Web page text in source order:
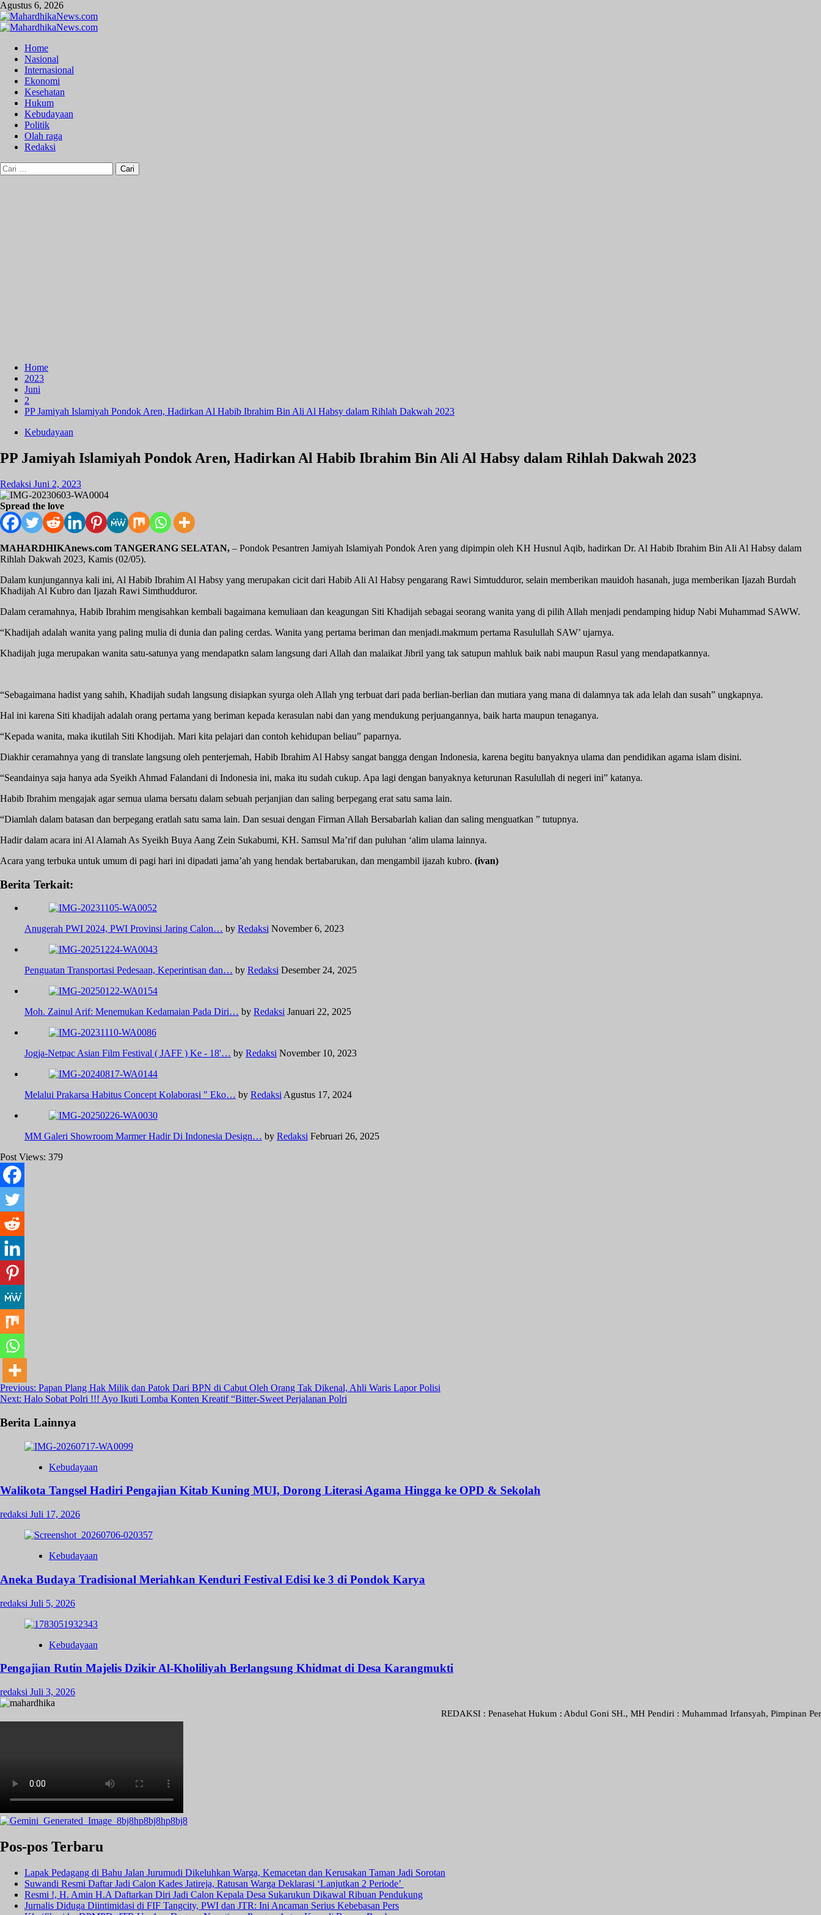
Skip
to
content
Agustus 6, 2026
Primary
Home
Nasional
Internasional
Ekonomi
Kesehatan
Hukum
Kebudayaan
Politik
Olah raga
Redaksi
Cari
untuk:
Home
2023
Juni
2
PP Jamiyah Islamiyah Pondok Aren, Hadirkan Al Habib Ibrahim Bin Ali Al Habsy dalam Rihlah Dakwah 2023
Kebudayaan
PP Jamiyah Islamiyah Pondok Aren, Hadirkan Al Habib Ibrahim Bin Ali Al Habsy dalam Rihlah Dakwah 2023
Redaksi Juni 2, 2023
Spread the love
MAHARDHIKAnews.com TANGERANG SELATAN, – Pondok Pesantren Jamiyah Islamiyah Pondok Aren yang dipimpin oleh KH Husnul Aqib, hadirkan Dr. Al Habib Ibrahim Bin Ali Al Habsy dalam
Rihlah Dakwah 2023, Kamis (02/05).
Dalam kunjungannya kali ini, Al Habib Ibrahim Al Habsy yang merupakan cicit dari Habib Ali Al Habsy pengarang Rawi Simtudduror, selain memberikan mauidoh hasanah, juga memberikan Ijazah Burdah
Khadijah Al Kubro dan Ijazah Rawi Simthudduror.
Dalam ceramahnya, Habib Ibrahim mengisahkan kembali bagaimana kemuliaan dan keagungan Siti Khadijah sebagai seorang wanita yang di pilih Allah menjadi pendamping hidup Nabi Muhammad SAWW.
“Khadijah adalah wanita yang paling mulia di dunia dan paling cerdas. Wanita yang pertama beriman dan menjadi.makmum pertama Rasulullah SAW’ ujarnya.
Khadijah juga merupakan wanita satu-satunya yang mendapatkn salam langsung dari Allah dan malaikat Jibril yang tak satupun mahluk baik nabi maupun Rasul yang mendapatkannya.
“Sebagaimana hadist yang sahih, Khadijah sudah langsung disiapkan syurga oleh Allah yng terbuat dari pada berlian-berlian dan mutiara yang mana di dalamnya tak ada lelah dan susah” ungkapnya.
Hal ini karena Siti khadijah adalah orang pertama yang beriman kepada kerasulan nabi dan yang mendukung perjuangannya, baik harta maupun tenaganya.
“Kepada wanita, maka ikutilah Siti Khodijah. Mari kita pelajari dan contoh kehidupan beliau” paparnya.
Diakhir ceramahnya yang di translate langsung oleh penterjemah, Habib Ibrahim Al Habsy sangat bangga dengan Indonesia, karena begitu banyaknya ulama dan pendidikan agama islam disini.
“Seandainya saja hanya ada Syeikh Ahmad Falandani di Indonesia ini, maka itu sudah cukup. Apa lagi dengan banyaknya keturunan Rasulullah di negeri ini” katanya.
Habib Ibrahim mengajak agar semua ulama bersatu dalam sebuah perjanjian dan saling berpegang erat satu sama lain.
“Diamlah dalam batasan dan berpegang eratlah satu sama lain. Dan sesuai dengan Firman Allah Bersabarlah kalian dan saling menguatkan ” tutupnya.
Hadir dalam acara ini Al Alamah As Syeikh Buya Aang Zein Sukabumi, KH. Samsul Ma’rif dan puluhan ‘alim ulama lainnya.
Acara yang terbuka untuk umum di pagi hari ini dipadati jama’ah yang hendak bertabarukan, dan mengambil ijazah kubro. (ivan)
Berita Terkait:
Anugerah PWI 2024, PWI Provinsi Jaring Calon… by Redaksi November 6, 2023
Penguatan Transportasi Pedesaan, Keperintisan dan… by Redaksi Desember 24, 2025
Moh. Zainul Arif: Menemukan Kedamaian Pada Diri… by Redaksi Januari 22, 2025
Jogja-Netpac Asian Film Festival ( JAFF ) Ke - 18'… by Redaksi November 10, 2023
Melalui Prakarsa Habitus Concept Kolaborasi " Eko… by Redaksi Agustus 17, 2024
MM Galeri Showroom Marmer Hadir Di Indonesia Design… by Redaksi Februari 26, 2025
Post Views: 379
Post
navigation
Previous: Papan Plang Hak Milik dan Patok Dari BPN di Cabut Oleh Orang Tak Dikenal, Ahli Waris Lapor Polisi
Next: Halo Sobat Polri !!! Ayo Ikuti Lomba Konten Kreatif “Bitter-Sweet Perjalanan Polri
Berita Lainnya
Kebudayaan
Walikota Tangsel Hadiri Pengajian Kitab Kuning MUI, Dorong Literasi Agama Hingga ke OPD & Sekolah
redaksi Juli 17, 2026
Kebudayaan
Aneka Budaya Tradisional Meriahkan Kenduri Festival Edisi ke 3 di Pondok Karya
redaksi Juli 5, 2026
Kebudayaan
Pengajian Rutin Majelis Dzikir Al-Kholiliyah Berlangsung Khidmat di Desa Karangmukti
redaksi Juli 3, 2026
REDAKSI : Penasehat Hukum : Abdul Goni SH., MH Pendiri : Muhammad Irfansyah, Pimpinan
Pos-pos Terbaru
Lapak Pedagang di Bahu Jalan Jurumudi Dikeluhkan Warga, Kemacetan dan Kerusakan Taman Jadi Sorotan
Suwandi Resmi Daftar Jadi Calon Kades Jatireja, Ratusan Warga Deklarasi ‘Lanjutkan 2 Periode’
Resmi !, H. Amin H.A Daftarkan Diri Jadi Calon Kepala Desa Sukarukun Dikawal Ribuan Pendukung
Jurnalis Diduga Diintimidasi di FIF Tangcity, PWI dan JTR: Ini Ancaman Serius Kebebasan Pers